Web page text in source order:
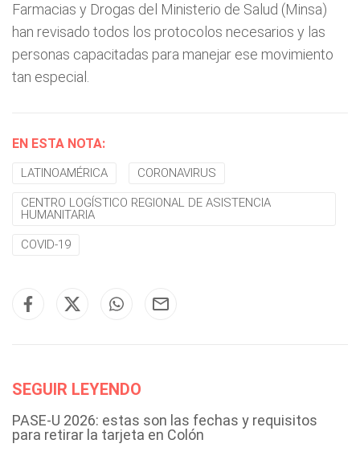
Farmacias y Drogas del Ministerio de Salud (Minsa)
han revisado todos los protocolos necesarios y las
personas capacitadas para manejar ese movimiento
tan especial.
EN ESTA NOTA:
LATINOAMÉRICA CORONAVIRUS
CENTRO LOGÍSTICO REGIONAL DE ASISTENCIA
HUMANITARIA
COVID-19
SEGUIR LEYENDO
PASE-U 2026: estas son las fechas y requisitos
para retirar la tarjeta en Colón